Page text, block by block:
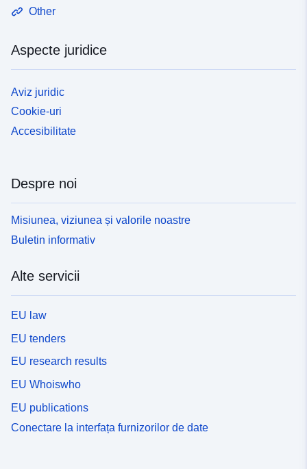
Other
Aspecte juridice
Aviz juridic
Cookie-uri
Accesibilitate
Despre noi
Misiunea, viziunea și valorile noastre
Buletin informativ
Alte servicii
EU law
EU tenders
EU research results
EU Whoiswho
EU publications
Conectare la interfața furnizorilor de date